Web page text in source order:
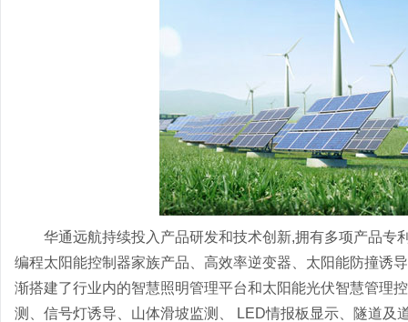
华通远航持续投入产品研发和技术创新,拥有多项产品
编程太阳能控制器家族产品、高效率逆变器、太阳能防撞诱
渐搭建了行业内的智慧照明管理平台和太阳能光伏智慧管理
测、信号灯诱导、山体滑坡监测、 LED情报板显示、隧道及